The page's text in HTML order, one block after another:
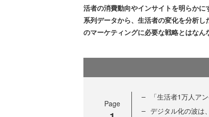
活者の消費動向やインサイトを明らか
系列データから、生活者の変化を分析
のマーケティングに必要な戦略とはなん
Page
「生活者1万人ア
デジタル化の波は